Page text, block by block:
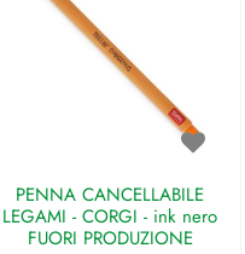
PENNA CANCELLABILE
LEGAMI - CORGI - ink nero
FUORI PRODUZIONE